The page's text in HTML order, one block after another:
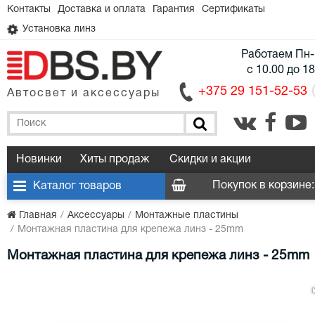
Контакты Доставка и оплата Гарантия Сертификаты
Установка линз
Автосвет и аксессуары
Работаем
с 10.00 до
+375 29 151-52-53
Новинки Хиты продаж Скидки и акции
Покупок в
Каталог товаров
Главная Аксессуары
Монтажные пластины
Монтажная пластина для крепежа линз - 25mm
Монтажная пластина для крепежа линз - 25mm